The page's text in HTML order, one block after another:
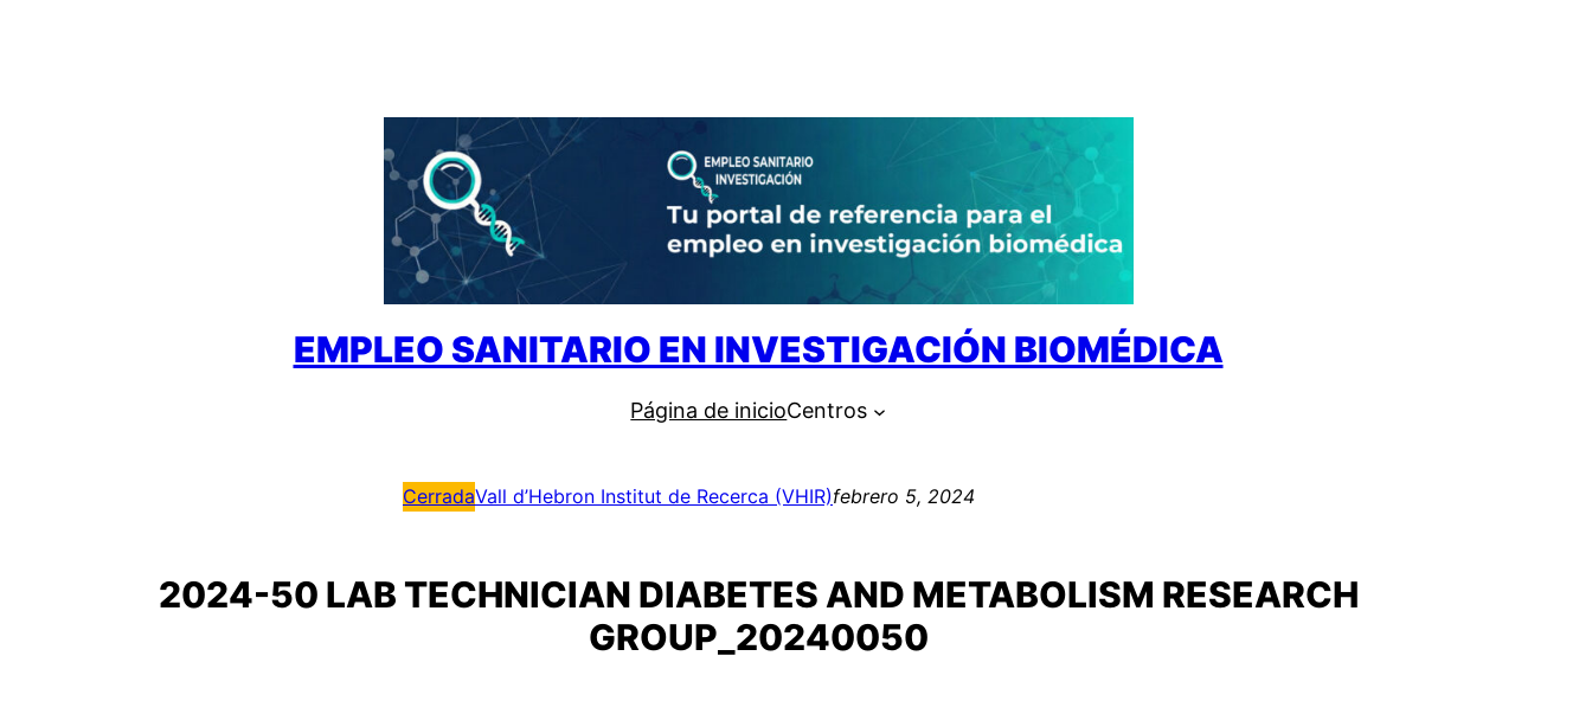
EMPLEO SANITARIO EN INVESTIGACIÓN BIOMÉDICA
Página de inicioCentros
CerradaVall d’Hebron Institut de Recerca (VHIR)febrero 5, 2024
2024-50 LAB TECHNICIAN DIABETES AND METABOLISM RESEARCH
GROUP_20240050